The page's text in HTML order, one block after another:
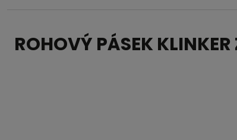
ROHOVÝ PÁSEK